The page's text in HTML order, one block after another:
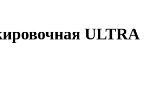
ULTRA